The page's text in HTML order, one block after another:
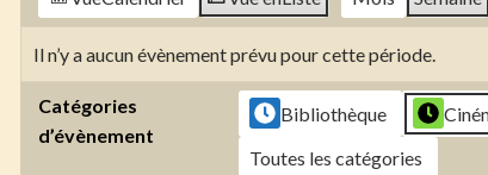
Il n’y a aucun évènement prévu pour cette période.
Catégories
d’évènement
Bibliothèque
Toutes les catégories